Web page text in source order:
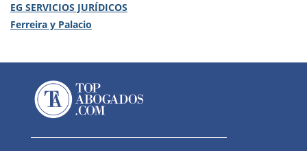
EG SERVICIOS JURÍDICOS
Ferreira y Palacio